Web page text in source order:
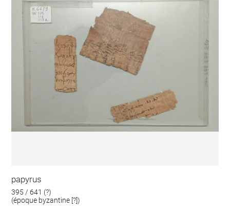
papyrus
395 / 641 (?)
(époque byzantine [?])